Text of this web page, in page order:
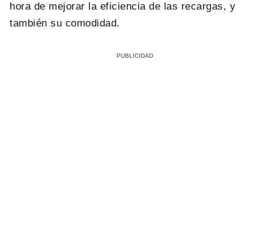
hora de mejorar la eficiencia de las recargas, y
también su comodidad.